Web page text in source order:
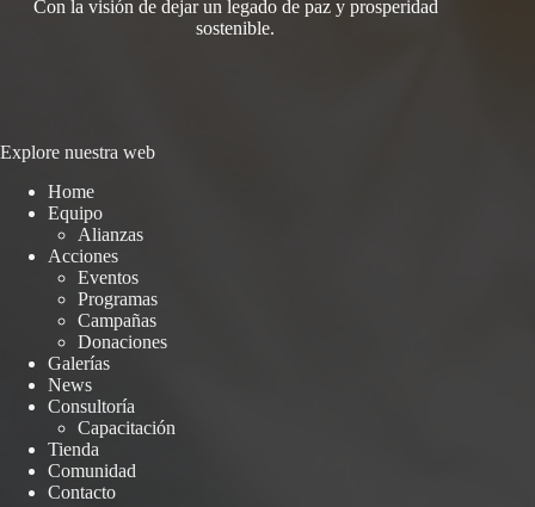
Con la visión de dejar un legado de paz y prosperidad
sostenible.
Explore nuestra web
Home
Equipo
Alianzas
Acciones
Eventos
Programas
Campañas
Donaciones
Galerías
News
Consultoría
Capacitación
Tienda
Comunidad
Contacto